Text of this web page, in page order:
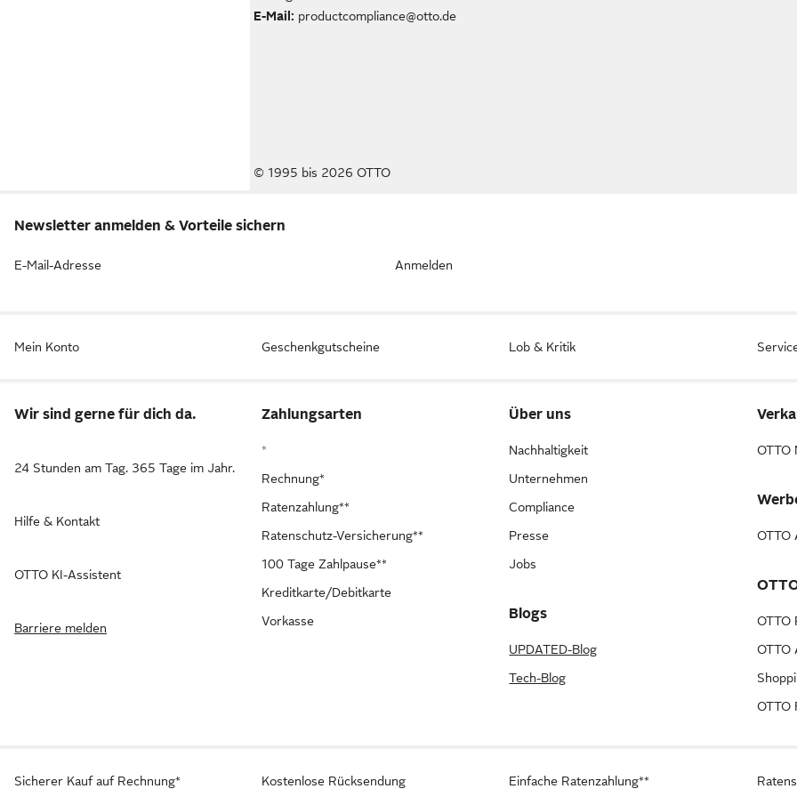
E-Mail: productcompliance@otto.de
© 1995 bis 2026 OTTO
Newsletter anmelden & Vorteile sichern
E-Mail-Adresse Anmelden
Mein Konto Geschenkgutscheine Lob & Kritik
Wir sind gerne für dich da.
24 Stunden am Tag. 365 Tage im Jahr.
Hilfe & Kontakt
OTTO KI-Assistent
Barriere melden
Zahlungsarten
*
Rechnung*
Ratenzahlung**
Ratenschutz-Versicherung**
100 Tage Zahlpause**
Kreditkarte/Debitkarte
Vorkasse
Über uns
Nachhaltigkeit
Unternehmen
Compliance
Presse
Jobs
Blogs
UPDATED-Blog
Tech-Blog
OTTO
OTTO
OTTO
OTTO
OTTO
Sicherer Kauf auf Rechnung* Kostenlose Rücksendung Einfache Ratenzahlung**